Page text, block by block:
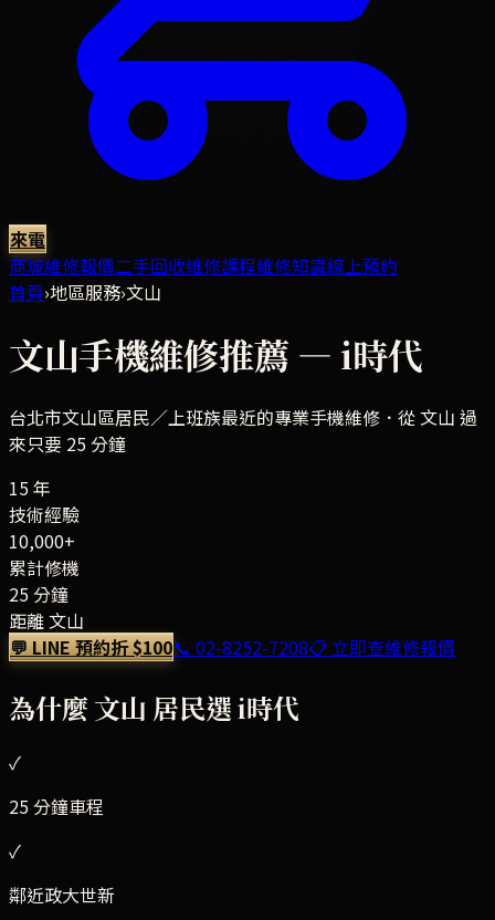
來電
商城維修報價二手回收維修課程維修知識線上預約
首頁›地區服務›文山
文山手機維修推薦 — i時代
台北市文山區居民／上班族最近的專業手機維修． 從 文山 過
來只要 25 分鐘
15 年
技術經驗
10,000+
累計修機
25 分鐘
距離 文山
💬 LINE 預約折 $100📞 02-8252-7208📋 立即查維修報價
為什麼 文山 居民選 i時代
✓
25 分鐘車程
✓
鄰近政大世新